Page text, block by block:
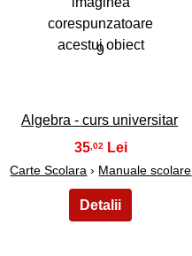
9
Algebra - curs universitar
35,02
Carte Scolara › Manuale scolare